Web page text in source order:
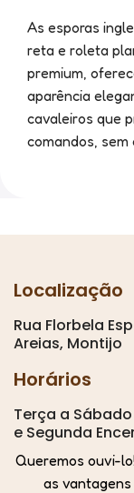
As esporas
reta e roleta
premium,
aparência
cavaleiros que
comandos,
Localização
Rua Florbela
Areias, Montijo
Horários
Terça a Sábado
e Segunda
Queremos ouvi-
as vantagens